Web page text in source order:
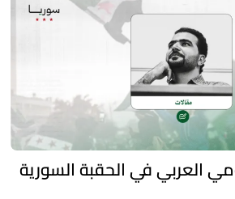
العربي في الحقبة السورية